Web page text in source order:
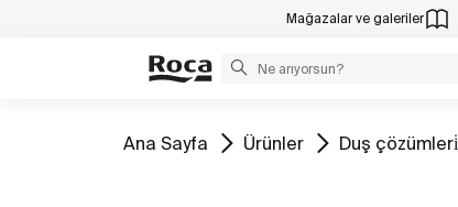
Mağazalar ve galeriler
Tüm
Ana Sayfa Tüm
Ürünler Tüm
Duş çözümleri̇